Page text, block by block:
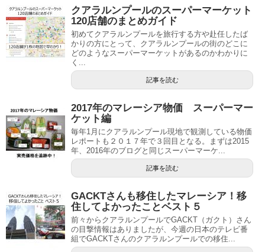
クアラルンプールのスーパーマーケット
120店舗のまとめガイド
初めてクアラルンプールを旅行する方や赴任したば
かりの方にとって、クアラルンプールの街のどこに
どのようなスーパーマーケットがあるのかわかりに
く...
記事を読む
2017年のマレーシア物価 スーパーマー
ケット編
毎年1月にクアラルンプール現地で観測している物価
レポートも２０１７年で３回目となる。まずは2015
年、2016年のブログと同じスーパーマーケ...
記事を読む
GACKTさんも移住したマレーシア！移
住してよかったことベスト５
前々からクアラルンプールでGACKT（ガクト）さん
の目撃情報はありましたが、今週の日本のテレビ番
組でGACKTさんのクアラルンプールでの移住...